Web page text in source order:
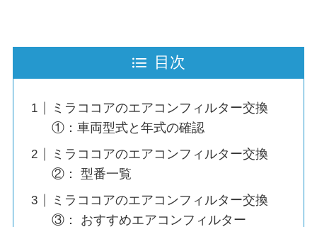
目次
ミラココアのエアコンフィルター交換
①：車両型式と年式の確認
ミラココアのエアコンフィルター交換
②： 型番一覧
ミラココアのエアコンフィルター交換
③： おすすめエアコンフィルター